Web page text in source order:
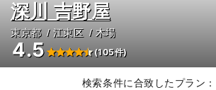
深川 吉野屋
東京都 江東区 木場
4.5 (105件)
検索条件に合致したプラン：